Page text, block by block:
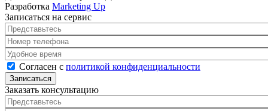
Разработка Marketing Up
Записаться на сервис
Представьтесь
Номер телефона
Удобное время
Согласен с политикой конфиденциальности*
Согласен с политикой конфиденциальности
Заказать консультацию
Представьтесь